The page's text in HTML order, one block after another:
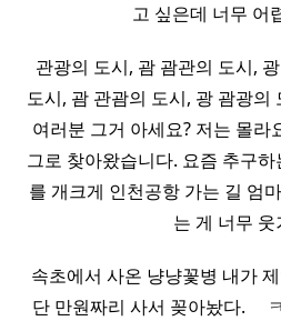
고 싶은데 너무 어
관광의 도시, 괌 괌관의 도시,
도시, 괌 관괌의 도시, 광 괌광의
여러분 그거 아세요? 저는 몰라
그로 찾아왔습니다. 요즘 추구
를 개크게 인천공항 가는 길 엄
는 게 너무
속초에서 사온 냥냥꽃병 내가
단 만원짜리 사서 꽂아놨다.